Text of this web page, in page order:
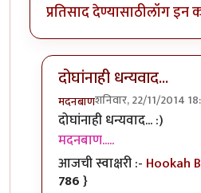
प्रतिसाद देण्यासाठीलॉग इन
दोघांनाही धन्यवाद...
मदनबाणशनिवार, 22/11/2014
In reply toब्लू मॉरमॉनचा
दोघांनाही धन्यवाद... :)
मदनबाण.....
आजची स्वाक्षरी :- Hookah
786}